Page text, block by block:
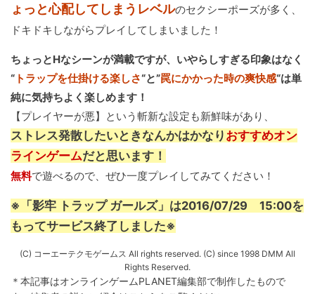
ょっと心配してしまうレベルのセクシーポーズが多く、
ドキドキしながらプレイしてしまいました！
ちょっとHなシーンが満載ですが、いやらしすぎる印象はなく
“ トラップを仕掛ける楽しさ“と”罠にかかった時の爽快感“は単
純に気持ちよく楽しめます！
【プレイヤーが悪】という斬新な設定も新鮮味があり、
ストレス発散したいときなんかはかなり おすすめオン
ラインゲームだと思います！
無料で遊べるので、ぜひ一度プレイしてみてください！
※「影牢 トラップ ガールズ」は2016/07/29 15:00を
もってサービス終了しました※
(C) コーエーテクモゲームス All rights reserved. (C) since 1998 DMM All
Rights Reserved.
＊本記事はオンラインゲームPLANET編集部で制作したもので